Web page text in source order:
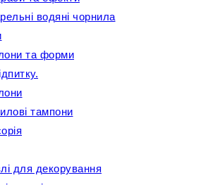
водяні чорнила
та форми
тампони
для декорування